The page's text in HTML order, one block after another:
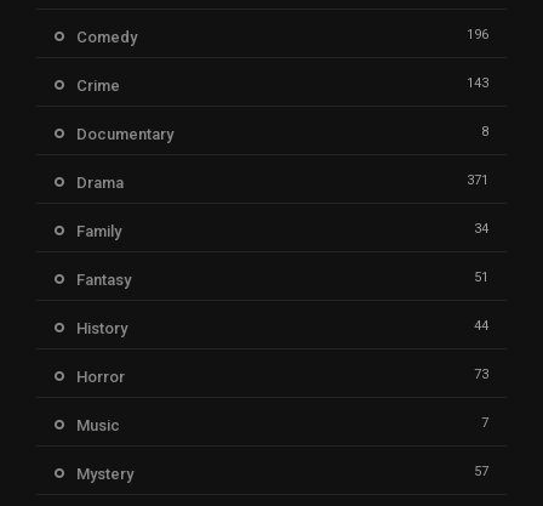
Comedy 196
Crime 143
Documentary 8
Drama 371
Family 34
Fantasy 51
History 44
Horror 73
Music 7
Mystery 57